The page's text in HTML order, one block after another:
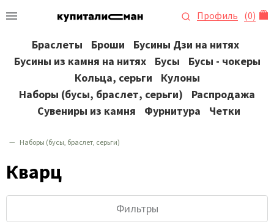
Профиль (0)
Браслеты Броши
Бусины Дзи на нитях
Бусины из камня на нитях
Бусы
Бусы - чокеры
Кольца, серьги
Кулоны
Наборы (бусы, браслет, серьги)
Распродажа
Сувениры из камня
Фурнитура Четки
Наборы (бусы, браслет, серьги)
Кварц
Фильтры